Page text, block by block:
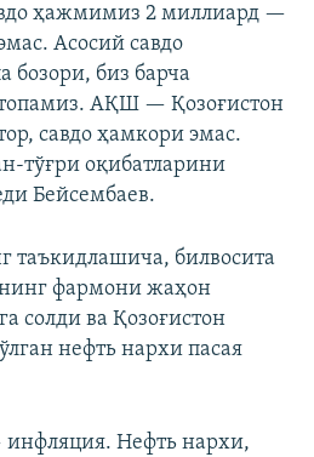
ҳажмимиз 2 миллиард —
Асосий савдо
биз барча
АҚШ — Қозоғистон
савдо ҳамкори эмас.
тўғри оқибатларини
Бейсембаев.
таъкидлашича, билвосита
фармони жаҳон
солди ва Қозоғистон
нефть нархи пасая
инфляция. Нефть нархи,